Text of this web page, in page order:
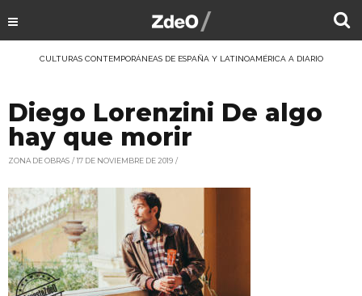
CULTURAS CONTEMPORÁNEAS DE ESPAÑA Y LATINOAMÉRICA A DIARIO
Diego Lorenzini De algo
hay que morir
ZONA DE OBRAS 17 DE NOVIEMBRE DE 2019